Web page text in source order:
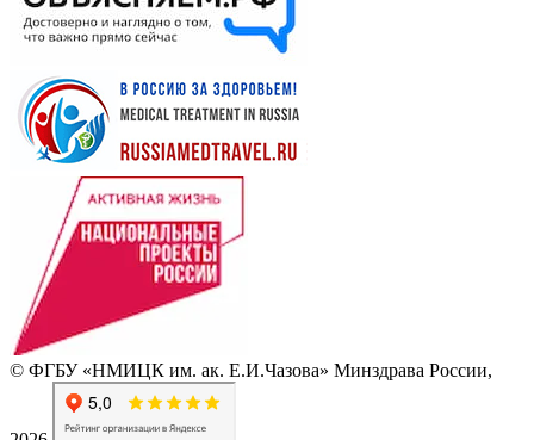
© ФГБУ «НМИЦК им. ак. Е.И.Чазова» Минздрава России,